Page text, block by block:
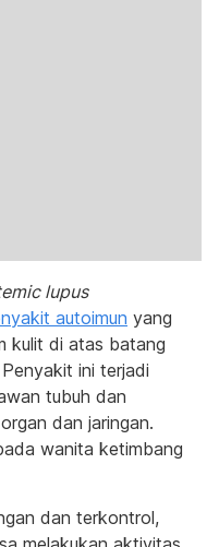
lupus
autoimun yang
kulit di atas batang
ini terjadi
tubuh dan
dan jaringan.
wanita ketimbang
dan terkontrol,